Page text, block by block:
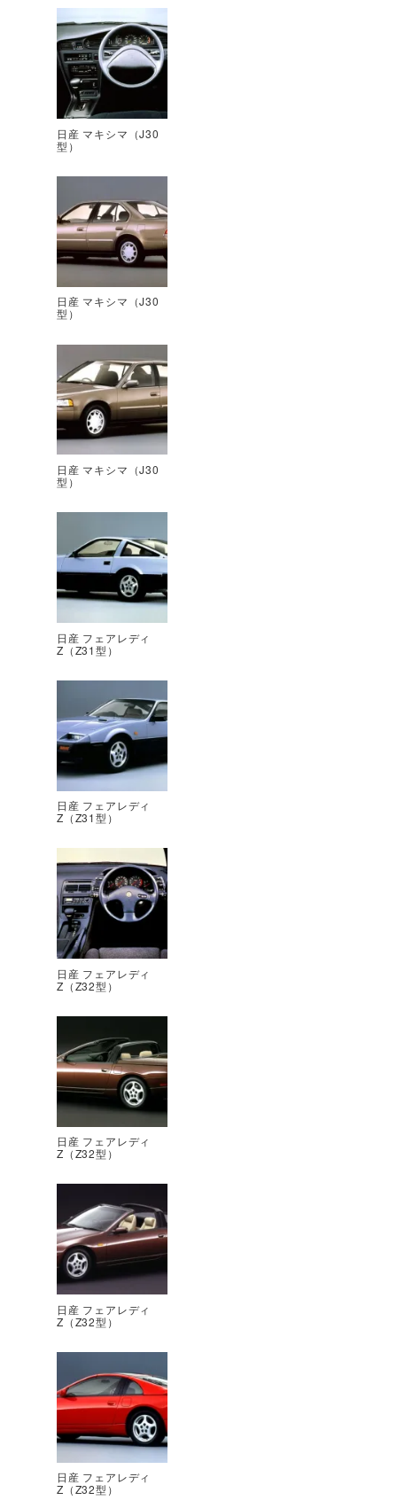
日産 マキシマ（J30
型）
日産 マキシマ（J30
型）
日産 マキシマ（J30
型）
日産 フェアレディ
Z（Z31型）
日産 フェアレディ
Z（Z31型）
日産 フェアレディ
Z（Z32型）
日産 フェアレディ
Z（Z32型）
日産 フェアレディ
Z（Z32型）
日産 フェアレディ
Z（Z32型）